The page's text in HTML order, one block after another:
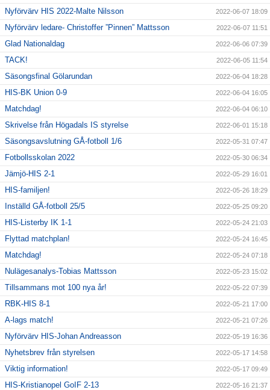
Nyförvärv HIS 2022-Malte Nilsson 2022-06-07 18:09
Nyförvärv ledare- Christoffer ”Pinnen” Mattsson 2022-06-07 11:51
Glad Nationaldag 2022-06-06 07:39
TACK! 2022-06-05 11:54
Säsongsfinal Gölarundan 2022-06-04 18:28
HIS-BK Union 0-9 2022-06-04 16:05
Matchdag! 2022-06-04 06:10
Skrivelse från Högadals IS styrelse 2022-06-01 15:18
Säsongsavslutning GÅ-fotboll 1/6 2022-05-31 07:47
Fotbollsskolan 2022 2022-05-30 06:34
Jämjö-HIS 2-1 2022-05-29 16:01
HIS-familjen! 2022-05-26 18:29
Inställd GÅ-fotboll 25/5 2022-05-25 09:20
HIS-Listerby IK 1-1 2022-05-24 21:03
Flyttad matchplan! 2022-05-24 16:45
Matchdag! 2022-05-24 07:18
Nulägesanalys-Tobias Mattsson 2022-05-23 15:02
Tillsammans mot 100 nya år! 2022-05-22 07:39
RBK-HIS 8-1 2022-05-21 17:00
A-lags match! 2022-05-21 07:26
Nyförvärv HIS-Johan Andreasson 2022-05-19 16:36
Nyhetsbrev från styrelsen 2022-05-17 14:58
Viktig information! 2022-05-17 09:49
HIS-Kristianopel GoIF 2-13 2022-05-16 21:37